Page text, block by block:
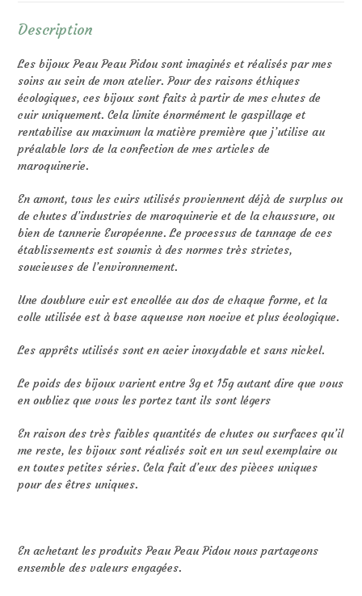
Description
Les bijoux Peau Peau Pidou sont imaginés et réalisés par mes
soins au sein de mon atelier. Pour des raisons éthiques
écologiques, ces bijoux sont faits à partir de mes chutes de
cuir uniquement. Cela limite énormément le gaspillage et
rentabilise au maximum la matière première que j’utilise au
préalable lors de la confection de mes articles de
maroquinerie.
En amont, tous les cuirs utilisés proviennent déjà de surplus ou
de chutes d’industries de maroquinerie et de la chaussure, ou
bien de tannerie Européenne. Le processus de tannage de ces
établissements est soumis à des normes très strictes,
soucieuses de l’environnement.
Une doublure cuir est encollée au dos de chaque forme, et la
colle utilisée est à base aqueuse non nocive et plus écologique.
Les apprêts utilisés sont en acier inoxydable et sans nickel.
Le poids des bijoux varient entre 3g et 15g autant dire que vous
en oubliez que vous les portez tant ils sont légers
En raison des très faibles quantités de chutes ou surfaces qu’il
me reste, les bijoux sont réalisés soit en un seul exemplaire ou
en toutes petites séries. Cela fait d’eux des pièces uniques
pour des êtres uniques.
En achetant les produits Peau Peau Pidou nous partageons
ensemble des valeurs engagées.